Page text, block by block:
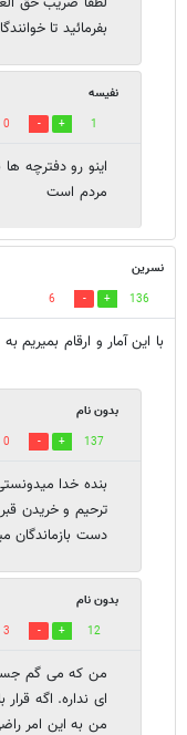
بفرمائید تا
نفیسه
1
0
اینو رو دفترچه
مردم است
نسرین
136
6
با این آمار و ارقام بمیریم
بدون نام
137
0
بنده خدا
دست بازماندگان
بدون نام
12
3
من که می گم
ای نداره. اگه
من به این امر